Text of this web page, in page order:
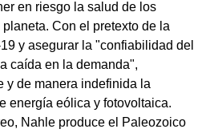
en riesgo la salud de los
Con el pretexto de la
y asegurar la "confiabilidad del
caída en la demanda",
y de manera indefinida la
energía eólica y fotovoltaica.
Nahle produce el Paleozoico